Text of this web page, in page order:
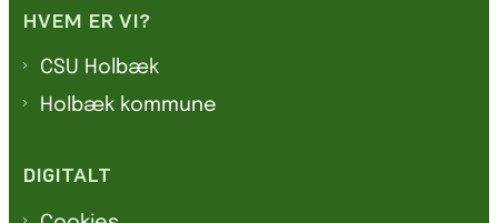
HVEM ER VI?
CSU Holbæk
Holbæk kommune
DIGITALT